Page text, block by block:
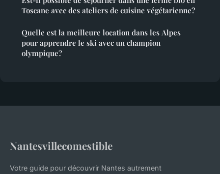
Toscane avec des ateliers de cuisine végétarienne?
Quelle est la meilleure location dans les Alpes
pour apprendre le ski avec un champion
olympique?
Nantesvillecomestible
Votre guide pour découvrir Nantes autrement